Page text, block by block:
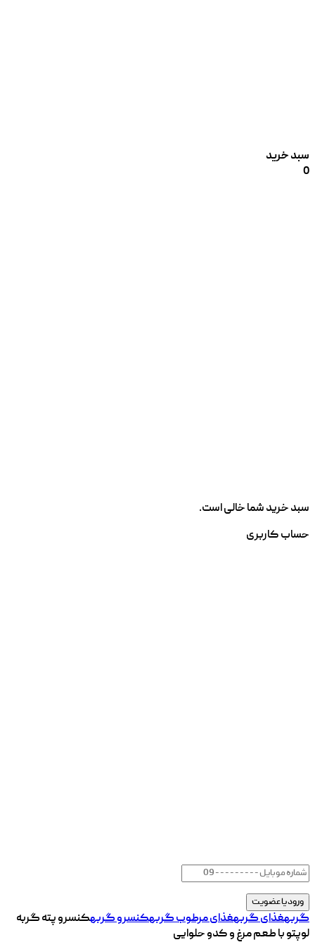
سبد خرید
0
سبد خرید شما خالی است.
حساب کاربری
گربهغذای گربهغذای مرطوب گربهکنسرو گربهکنسرو پته گربه
لوپتو با طعم مرغ و کدو حلوایی